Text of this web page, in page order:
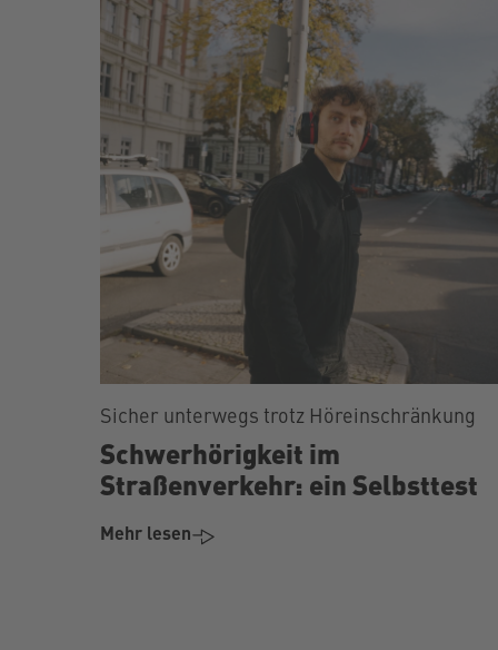
Sicher unterwegs trotz Höreinschränkung
Schwerhörigkeit im
Straßenverkehr: ein Selbsttest
Mehr lesen